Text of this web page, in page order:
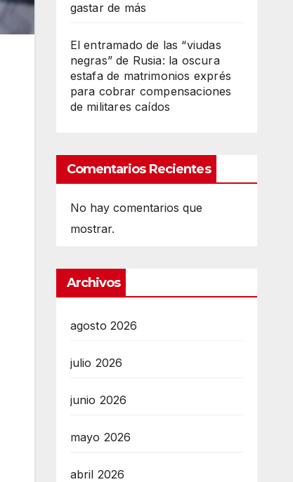
gastar de más
El entramado de las “viudas
negras” de Rusia: la oscura
estafa de matrimonios exprés
para cobrar compensaciones
de militares caídos
Comentarios Recientes
No hay comentarios que
mostrar.
Archivos
agosto 2026
julio 2026
junio 2026
mayo 2026
abril 2026